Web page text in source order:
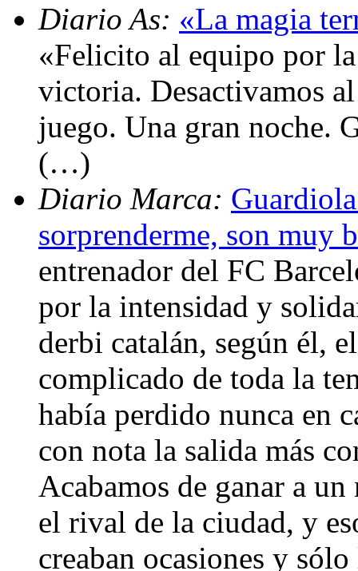
Diario As: «La magia
«Felicito al equipo por
victoria. Desactivamos
juego. Una gran noche.
(…)
Diario Marca:
sorprenderme, son muy
entrenador del FC
por la intensidad y
derbi catalán, según él,
complicado de toda la
había perdido nunca en
con nota la salida más
Acabamos de ganar a
el rival de la ciudad, y
creaban ocasiones y